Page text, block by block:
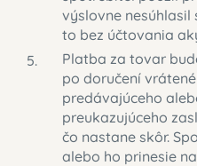
výslovne
to bez účtovania
Platba za tovar
po doručení
predávajúceho
preukazujúceho
čo nastane skôr.
alebo ho prinesie